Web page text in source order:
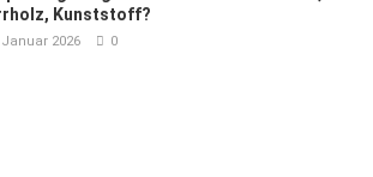
Kunststoff?
Januar 2026 0